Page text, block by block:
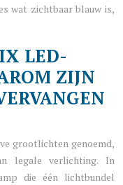
wat zichtbaar blauw is,
LED-
ZIJN
grootlichten genoemd,
legale verlichting. In
die één lichtbundel